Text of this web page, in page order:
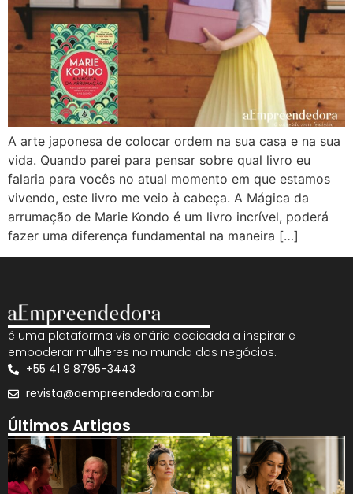
A arte japonesa de colocar ordem na sua casa e na sua
vida. Quando parei para pensar sobre qual livro eu
falaria para vocês no atual momento em que estamos
vivendo, este livro me veio à cabeça. A Mágica da
arrumação de Marie Kondo é um livro incrível, poderá
fazer uma diferença fundamental na maneira […]
é uma plataforma visionária dedicada a inspirar e
empoderar mulheres no mundo dos negócios.
+55 41 9 8795-3443
revista@aempreendedora.com.br
Últimos Artigos